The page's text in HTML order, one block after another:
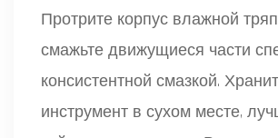
Протрите корпус влажной
смажьте движущиеся части
консистентной смазкой.
инструмент в сухом месте,